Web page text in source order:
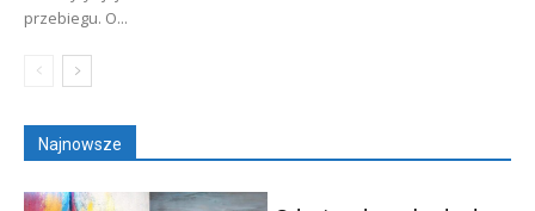
przebiegu. O...
Najnowsze